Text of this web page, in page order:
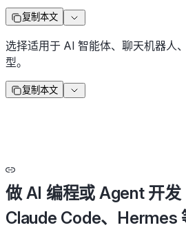
复制本文
选择适用于 AI 智能体、聊天机器人
型。
复制本文
做 AI 编程或 Agent 开发
Claude Code、Hermes